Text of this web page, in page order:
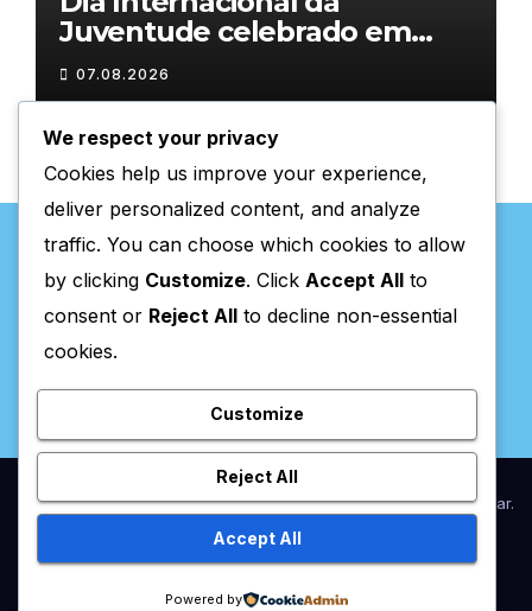
Juventude celebrado em
Chaves com atividades
gratuitas
07.08.2026
Valpaços Online
Proudly powered by WordPress|Theme:NewsupbyThemeansar.
HomeAnunciar / AssinaturasEstatuto EditorialFicha Técnica
Política de privacidadeUtilidades
We respect your privacy
Cookies help us improve your experience,
deliver personalized content, and analyze
traffic. You can choose which cookies to allow
by clicking Customize. Click Accept All to
consent or Reject All to decline non-essential
cookies.
Customize
Reject All
Accept All
Powered by